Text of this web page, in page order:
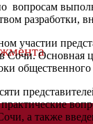
вопросам
участии
Сочи. Основная
а также